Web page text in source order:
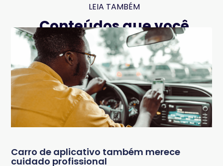
LEIA TAMBÉM
Conteúdos que você
pode gostar
Carro de aplicativo também merece
cuidado profissional